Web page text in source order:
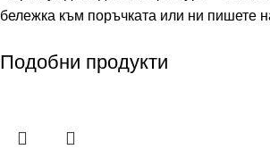
бележка към поръчката или ни пишете
Подобни продукти